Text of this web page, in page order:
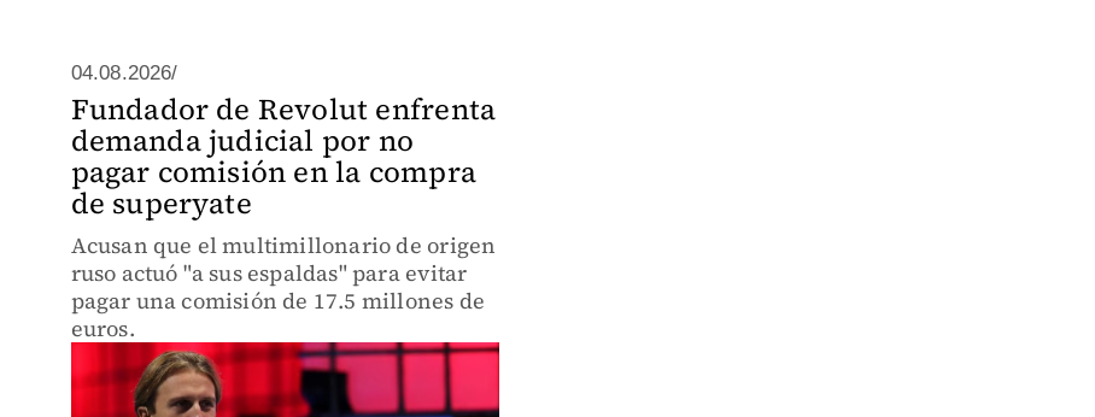
04.08.2026/
Fundador de Revolut enfrenta
demanda judicial por no
pagar comisión en la compra
de superyate
Acusan que el multimillonario de origen
ruso actuó "a sus espaldas" para evitar
pagar una comisión de 17.5 millones de
euros.